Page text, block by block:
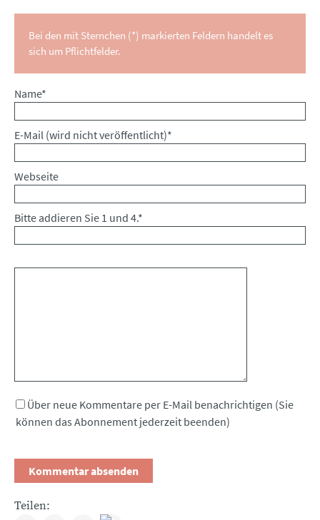
Bei den mit Sternchen (*) markierten Feldern handelt es
sich um Pflichtfelder.
Pflichtfeld
Name*
Pflichtfeld
E-Mail (wird nicht veröffentlicht)*
Webseite
Bitte addieren Sie 1 und 4.*
Über neue Kommentare per E-Mail benachrichtigen (Sie
können das Abonnement jederzeit beenden)
Teilen: